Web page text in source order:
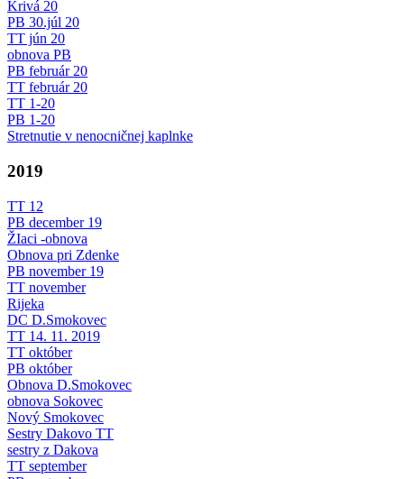
Krivá 20
PB 30.júl 20
TT jún 20
obnova PB
PB február 20
TT február 20
TT 1-20
PB 1-20
Stretnutie v nenocničnej kaplnke
2019
TT 12
PB december 19
ŽIaci -obnova
Obnova pri Zdenke
PB november 19
TT november
Rijeka
DC D.Smokovec
TT 14. 11. 2019
TT október
PB október
Obnova D.Smokovec
obnova Sokovec
Nový Smokovec
Sestry Dakovo TT
sestry z Dakova
TT september